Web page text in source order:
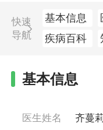
快速
导航
基本信息
疾病百科
基本信息
医生姓名 齐蔓